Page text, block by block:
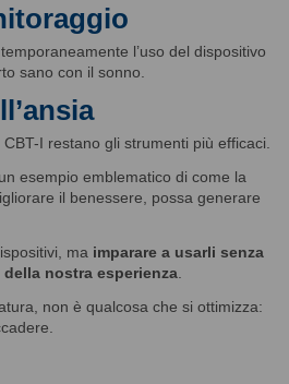
l’uso del dispositivo
sano con il sonno.
I restano gli strumenti più efficaci.
esempio emblematico di come la
il benessere, possa generare
ma imparare a usarli senza
nostra esperienza
non è qualcosa che si ottimizza: